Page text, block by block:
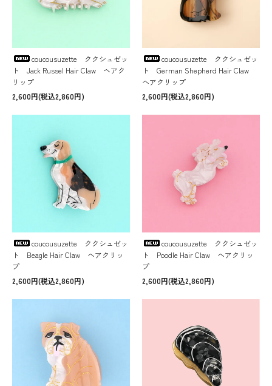
coucousuzette ククシュゼッ
ト Jack Russel Hair Claw ヘアク
リップ
2,600円(税込2,860円)
coucousuzette ククシュゼッ
ト German Shepherd Hair Claw
ヘアクリップ
2,600円(税込2,860円)
coucousuzette ククシュゼッ
ト Beagle Hair Claw ヘアクリッ
プ
2,600円(税込2,860円)
coucousuzette ククシュゼッ
ト Poodle Hair Claw ヘアクリッ
プ
2,600円(税込2,860円)